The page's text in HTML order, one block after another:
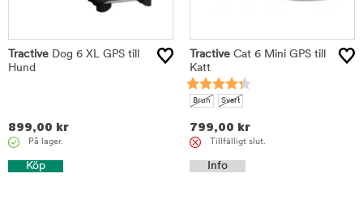
Tractive Dog 6 XL GPS till
Hund
899,00 kr
På lager.
Köp
Tractive Cat 6 Mini GPS till
Katt
Brun Svart
799,00 kr
Tillfälligt slut.
Info